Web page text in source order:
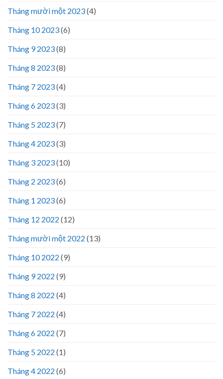
Tháng mười một 2023(4)
Tháng 10 2023(6)
Tháng 9 2023(8)
Tháng 8 2023(8)
Tháng 7 2023(4)
Tháng 6 2023(3)
Tháng 5 2023(7)
Tháng 4 2023(3)
Tháng 3 2023(10)
Tháng 2 2023(6)
Tháng 1 2023(6)
Tháng 12 2022 (12)
Tháng mười một 2022 (13)
Tháng 10 2022 (9)
Tháng 9 2022 (9)
Tháng 8 2022 (4)
Tháng 7 2022 (4)
Tháng 6 2022 (7)
Tháng 5 2022 (1)
Tháng 4 2022 (6)